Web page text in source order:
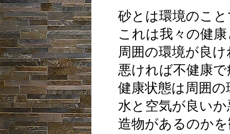
砂とは環境のこ
これは我々の健
周囲の環境が良
悪ければ不健康
健康状態は周囲
水と空気が良い
造物があるのか